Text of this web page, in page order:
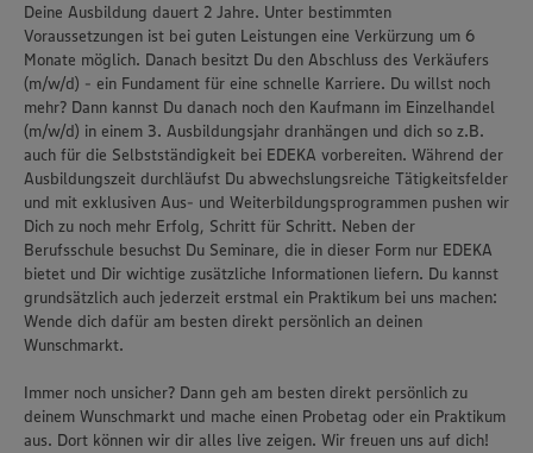
Deine Ausbildung dauert 2 Jahre. Unter bestimmten
Voraussetzungen ist bei guten Leistungen eine Verkürzung um 6
Monate möglich. Danach besitzt Du den Abschluss des Verkäufers
(m/w/d) - ein Fundament für eine schnelle Karriere. Du willst noch
mehr? Dann kannst Du danach noch den Kaufmann im Einzelhandel
(m/w/d) in einem 3. Ausbildungsjahr dranhängen und dich so z.B.
auch für die Selbstständigkeit bei EDEKA vorbereiten. Während der
Ausbildungszeit durchläufst Du abwechslungsreiche Tätigkeitsfelder
und mit exklusiven Aus- und Weiterbildungsprogrammen pushen wir
Dich zu noch mehr Erfolg, Schritt für Schritt. Neben der
Berufsschule besuchst Du Seminare, die in dieser Form nur EDEKA
bietet und Dir wichtige zusätzliche Informationen liefern. Du kannst
grundsätzlich auch jederzeit erstmal ein Praktikum bei uns machen:
Wende dich dafür am besten direkt persönlich an deinen
Wunschmarkt.
Immer noch unsicher? Dann geh am besten direkt persönlich zu
deinem Wunschmarkt und mache einen Probetag oder ein Praktikum
aus. Dort können wir dir alles live zeigen. Wir freuen uns auf dich!